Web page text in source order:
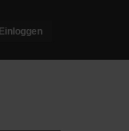
Einloggen